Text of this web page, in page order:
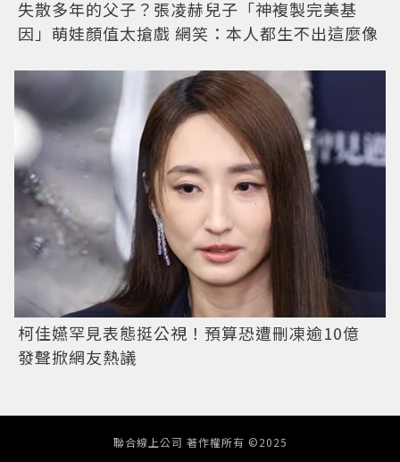
失散多年的父子？張凌赫兒子「神複製完美基
因」萌娃顏值太搶戲 網笑：本人都生不出這麼像
柯佳嬿罕見表態挺公視！預算恐遭刪凍逾10億
發聲掀網友熱議
聯合線上公司 著作權所有 ©2025